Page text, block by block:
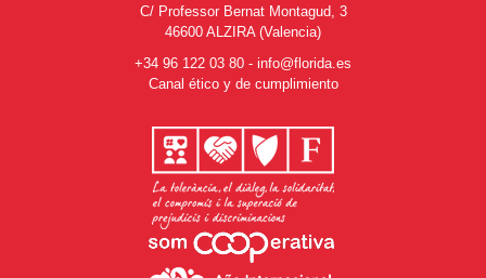
C/ Professor Bernat Montagud, 3
46600 ALZIRA (Valencia)
+34 96 122 03 80 - info@florida.es
Canal ético y de cumplimiento